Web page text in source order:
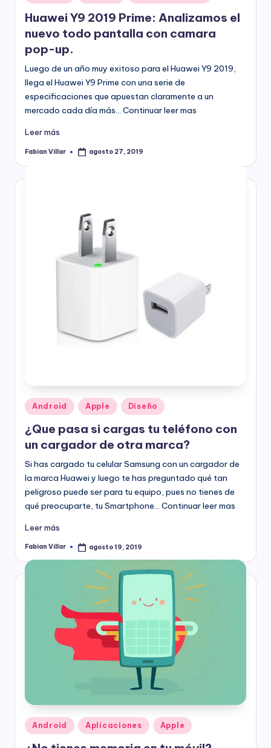
en
Huawei Y9 2019 Prime: Analizamos el
nuevo todo pantalla con camara
pop-up.
Luego de un año muy exitoso para el Huawei Y9 2019,
llega el Huawei Y9 Prime con una serie de
especificaciones que apuestan claramente a un
mercado cada día más… Continuar leer mas
Leer más
Publicado
Fabian Villar agosto 27, 2019
Publicado
en
Android Apple Diseño
¿Que pasa si cargas tu teléfono con
un cargador de otra marca?
Si has cargado tu celular Samsung con un cargador de
la marca Huawei y luego te has preguntado qué tan
peligroso puede ser para tu equipo, pues no tienes de
qué preocuparte, tu Smartphone… Continuar leer mas
Leer más
Publicado
Fabian Villar agosto 19, 2019
Publicado
en
Android Aplicaciones Apple